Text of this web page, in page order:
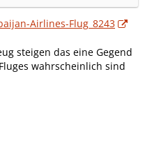
Airlines-Flug_8243
steigen das eine Gegend
wahrscheinlich sind